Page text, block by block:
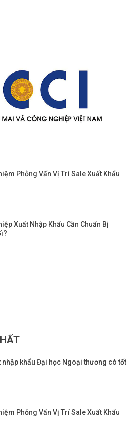
Phỏng Vấn Vị Trí Sale Xuất Khẩu
Xuất Nhập Khẩu Cần Chuẩn Bị
nhập khẩu Đại học Ngoại thương có tốt
Phỏng Vấn Vị Trí Sale Xuất Khẩu